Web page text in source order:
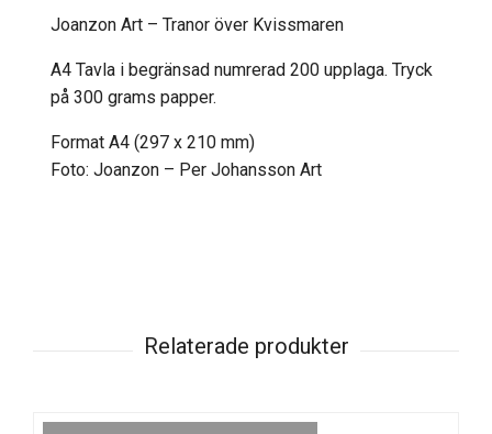
Joanzon Art – Tranor över Kvissmaren
A4 Tavla i begränsad numrerad 200 upplaga. Tryck
på 300 grams papper.
Format A4 (297 x 210 mm)
Foto: Joanzon – Per Johansson Art